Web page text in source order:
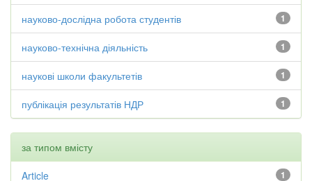
1
науково-дослідна робота студентів
1
науково-технічна діяльність
1
наукові школи факультетів
1
публікація результатів НДР
за типом вмісту
1
Article